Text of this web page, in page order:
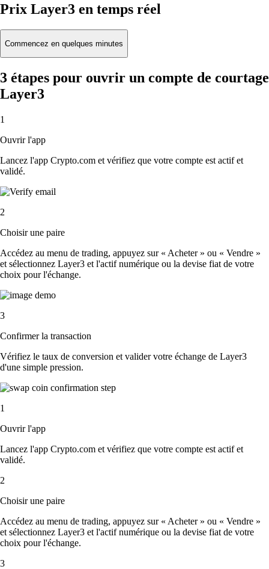
Prix Layer3 en temps réel
Commencez en quelques minutes
3 étapes pour ouvrir un compte de courtage
Layer3
1
Ouvrir l'app
Lancez l'app Crypto.com et vérifiez que votre compte est actif et
validé.
2
Choisir une paire
Accédez au menu de trading, appuyez sur « Acheter » ou « Vendre »
et sélectionnez Layer3 et l'actif numérique ou la devise fiat de votre
choix pour l'échange.
3
Confirmer la transaction
Vérifiez le taux de conversion et valider votre échange de Layer3
d'une simple pression.
1
Ouvrir l'app
Lancez l'app Crypto.com et vérifiez que votre compte est actif et
validé.
2
Choisir une paire
Accédez au menu de trading, appuyez sur « Acheter » ou « Vendre »
et sélectionnez Layer3 et l'actif numérique ou la devise fiat de votre
choix pour l'échange.
3